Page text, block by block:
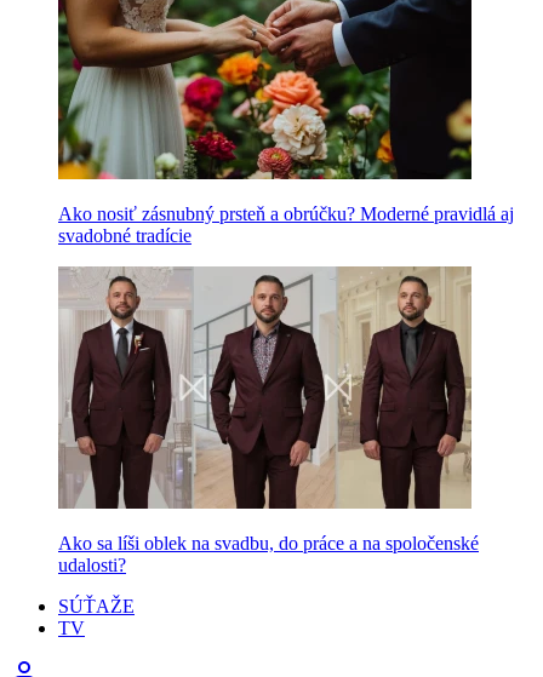
Ako nosiť zásnubný prsteň a obrúčku? Moderné pravidlá aj
svadobné tradície
Ako sa líši oblek na svadbu, do práce a na spoločenské
udalosti?
SÚŤAŽE
TV